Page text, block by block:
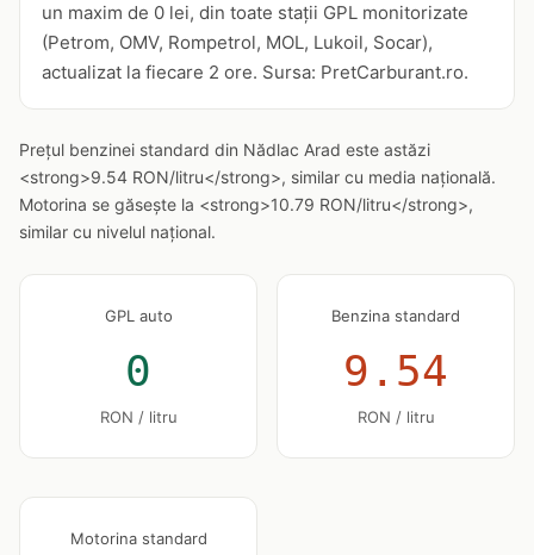
un maxim de 0 lei, din toate stații GPL monitorizate
(Petrom, OMV, Rompetrol, MOL, Lukoil, Socar),
actualizat la fiecare 2 ore. Sursa: PretCarburant.ro.
Prețul benzinei standard din Nădlac Arad este astăzi
<strong>9.54 RON/litru</strong>, similar cu media națională.
Motorina se găsește la <strong>10.79 RON/litru</strong>,
similar cu nivelul național.
GPL auto
0
RON / litru
Benzina standard
9.54
RON / litru
Motorina standard